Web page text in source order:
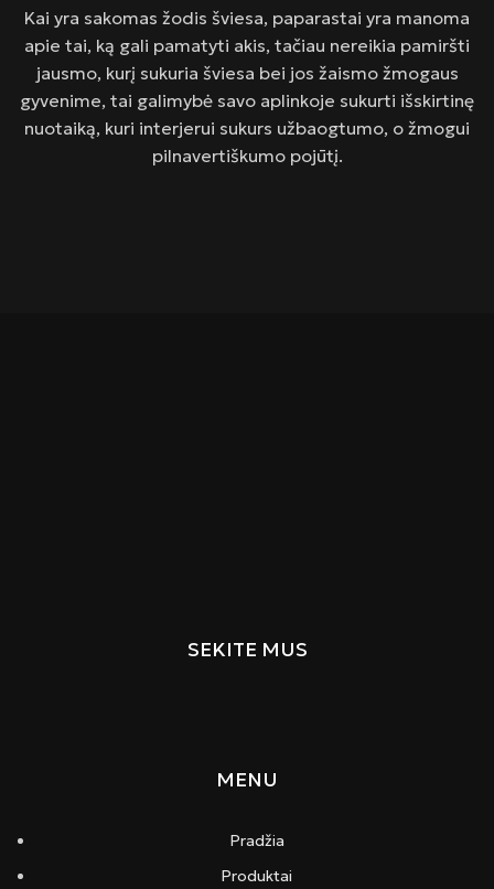
Kai yra sakomas žodis šviesa, paparastai yra manoma
apie tai, ką gali pamatyti akis, tačiau nereikia pamiršti
jausmo, kurį sukuria šviesa bei jos žaismo žmogaus
gyvenime, tai galimybė savo aplinkoje sukurti išskirtinę
nuotaiką, kuri interjerui sukurs užbaogtumo, o žmogui
pilnavertiškumo pojūtį.
SEKITE MUS
MENU
Pradžia
Produktai